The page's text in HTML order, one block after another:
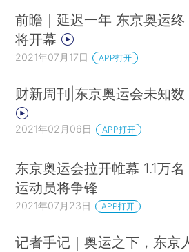
前瞻｜延迟一年 东京奥运终
将开幕
2021年07月17日 APP打开
财新周刊|东京奥运会未知数
2021年02月06日 APP打开
东京奥运会拉开帷幕 1.1万名
运动员将争锋
2021年07月23日 APP打开
记者手记｜奥运之下，东京